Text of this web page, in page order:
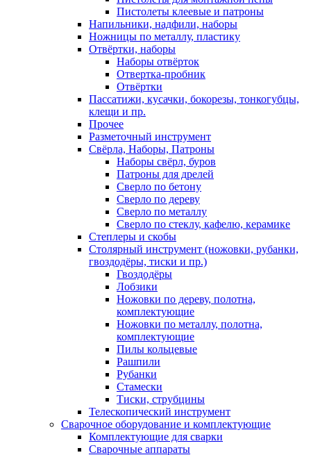
Пистолеты клеевые и патроны
Напильники, надфили, наборы
Ножницы по металлу, пластику
Отвёртки, наборы
Наборы отвёрток
Отвертка-пробник
Отвёртки
Пассатижи, кусачки, бокорезы, тонкогубцы,
клещи и пр.
Прочее
Разметочный инструмент
Свёрла, Наборы, Патроны
Наборы свёрл, буров
Патроны для дрелей
Сверло по бетону
Сверло по дереву
Сверло по металлу
Сверло по стеклу, кафелю, керамике
Степлеры и скобы
Столярный инструмент (ножовки, рубанки,
гвоздодёры, тиски и пр.)
Гвоздодёры
Лобзики
Ножовки по дереву, полотна,
комплектующие
Ножовки по металлу, полотна,
комплектующие
Пилы кольцевые
Рашпили
Рубанки
Стамески
Тиски, струбцины
Телескопический инструмент
Сварочное оборудование и комплектующие
Комплектующие для сварки
Сварочные аппараты